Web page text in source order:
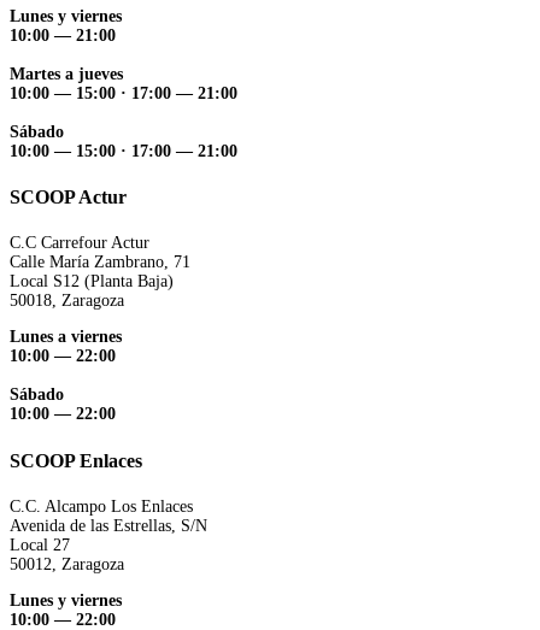
Lunes y viernes
10:00 — 21:00
Martes a jueves
10:00 — 15:00 · 17:00 — 21:00
Sábado
10:00 — 15:00 · 17:00 — 21:00
SCOOP Actur
C.C Carrefour Actur
Calle María Zambrano, 71
Local S12 (Planta Baja)
50018, Zaragoza
Lunes a viernes
10:00 — 22:00
Sábado
10:00 — 22:00
SCOOP Enlaces
C.C. Alcampo Los Enlaces
Avenida de las Estrellas, S/N
Local 27
50012, Zaragoza
Lunes y viernes
10:00 — 22:00